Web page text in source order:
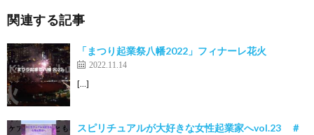
関連する記事
「まつり起業祭八幡2022」フィナーレ花火
2022.11.14
[…]
スピリチュアルが大好きな女性起業家へvol.23 ＃